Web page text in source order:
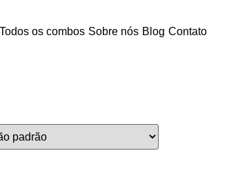
Todos os combos Sobre nós Blog Contato